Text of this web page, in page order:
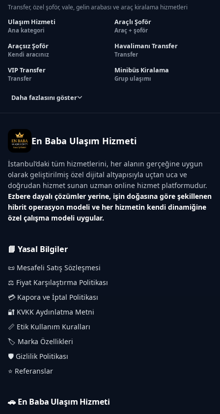
Transfer, özel şoför, vale, gelin arabası ve araç kiralama hizmetleri
Ulaşım Hizmeti
Ana kategori
Araçlı Şoför
Araç + şoför
Araçsız Şoför
Kendi aracınız
Havalimanı Transfer
Transfer
VIP Transfer
Transfer
Minibüs Kiralama
Grup ulaşımı
Daha fazlasını göster
En Baba Ulaşım Hizmeti
İstanbul’daki tüm hizmetlerini, her alanın gerçeğine uygun
olarak geliştirilmiş özel dijital altyapısıyla uçtan uca ve
doğrudan hizmet sunan uzman online hizmet platformudur.
Ezbere dayalı çözümler yerine, işin doğasına göre şekillenen
hibrit operasyon modeli ve her hizmetin kendi dinamiğine
özel çalışma modeli uygular.
📘 Yasal Bilgiler
📜 Mesafeli Satış Sözleşmesi
⚖️ Fiyat Karşılaştırma Politikası
💳 Kapora ve İptal Politikası
🔐 KVKK Aydınlatma Metni
📏 Etik Kullanım Kuralları
🏷️ Marka Özellikleri
🛡️ Gizlilik Politikası
⭐ Referanslar
🚗 En Baba Ulaşım Hizmeti